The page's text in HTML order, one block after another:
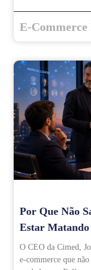
E-Commerce
Por Que Não
Estar Matando
O CEO da Cimed,
e-commerce que